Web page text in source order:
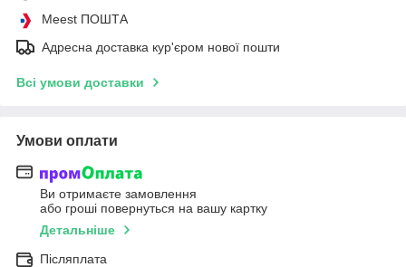
Meest ПОШТА
Адресна доставка кур'єром нової пошти
Всі умови доставки
Умови оплати
Ви отримаєте замовлення
або гроші повернуться на вашу картку
Детальніше
Післяплата